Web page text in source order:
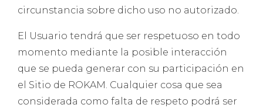
circunstancia sobre dicho uso no autorizado.
El Usuario tendrá que ser respetuoso en todo
momento mediante la posible interacción
que se pueda generar con su participación en
el Sitio de ROKAM. Cualquier cosa que sea
considerada como falta de respeto podrá ser